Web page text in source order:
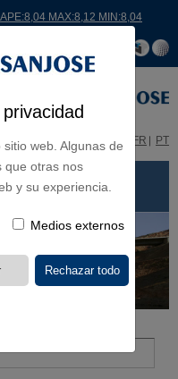
web. Algunas de
que otras nos
y su experiencia.
Medios externos
MAX:8,12 MIN:8,04
EN FR PT